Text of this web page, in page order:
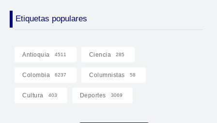
Etiquetas populares
Antioquia 4511 Ciencia 285
Colombia 6237 Columnistas 58
Cultura 403 Deportes 3069